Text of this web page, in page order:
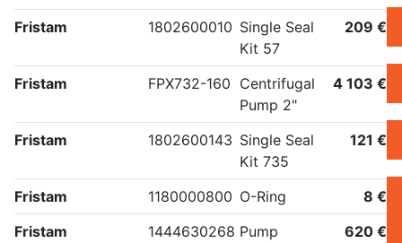
Fristam 1802600010 Single Seal
Kit 57
209 €
Fristam FPX732-160 Centrifugal
Pump 2"
4 103 €
Fristam 1802600143 Single Seal
Kit 735
121 €
Fristam 1180000800 O-Ring
8 €
Fristam
1444630268 Pump
620 €